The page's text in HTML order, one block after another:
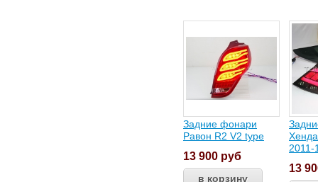
Задние фонари
Равон R2 V2 type
13 900 руб
2011-
13